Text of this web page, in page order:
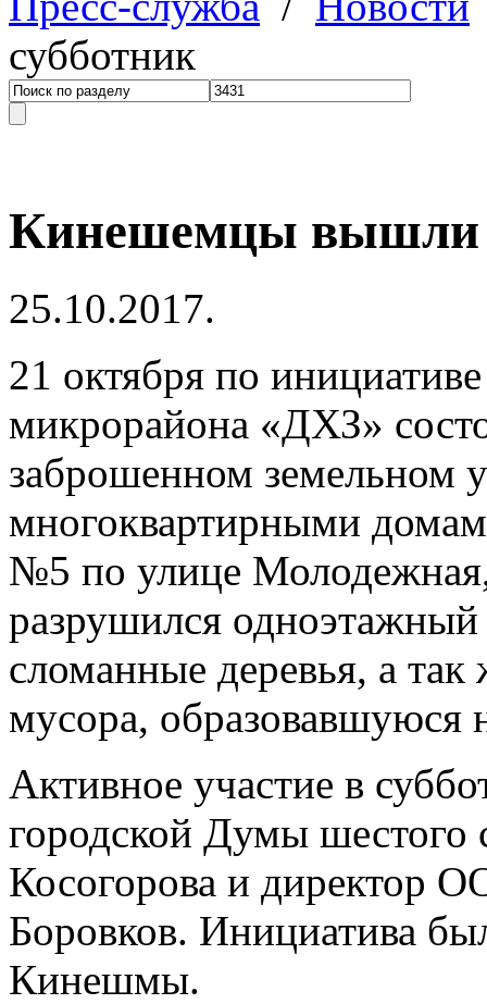
субботник
Кинешемцы вышли
25.10.2017.
21 октября по
микрорайона «ДХЗ»
заброшенном земельном
многоквартирными
№5 по улице Молодежная,
разрушился
сломанные деревья, а
мусора, образовавшуюся
Активное участие в
городской Думы шестого
Косогорова и директор
Боровков. Инициатива
Кинешмы.